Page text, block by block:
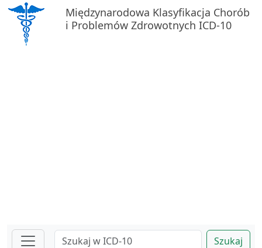
Międzynarodowa Klasyfikacja Chorób
i Problemów Zdrowotnych ICD-10
Szukaj